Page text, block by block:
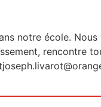
notre école. Nous
rencontre